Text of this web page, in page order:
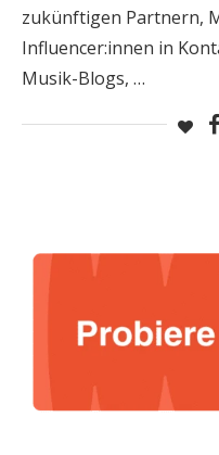
zukünftigen Partnern,
Influencer:innen in
Musik-Blogs, …